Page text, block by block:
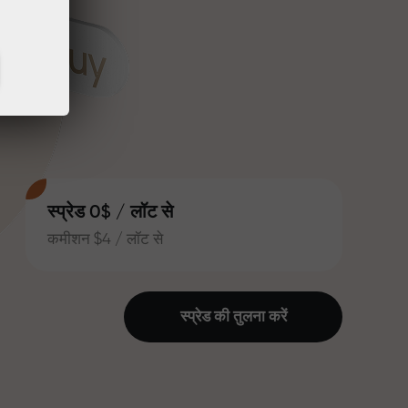
स्प्रेड 0$ / लॉट से
कमीशन $4 / लॉट से
स्प्रेड की तुलना करें